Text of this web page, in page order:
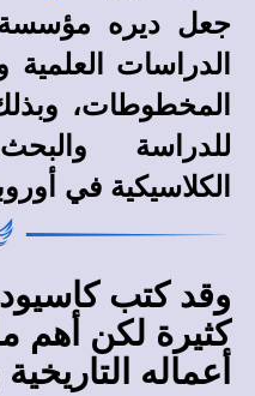
جعل ديره
الدراسات
المخطوطات،
للدراسة
الكلاسيكية في
وقد كتب
كثيرة لكن أهم
أعماله